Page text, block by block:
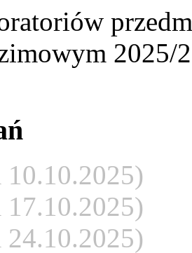
2025/
10.10.2025)
17.10.2025)
24.10.2025)